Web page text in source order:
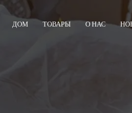
ДОМ ТОВАРЫ О НАС